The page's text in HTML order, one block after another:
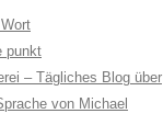
punkt
– Tägliches Blog über
von Michael